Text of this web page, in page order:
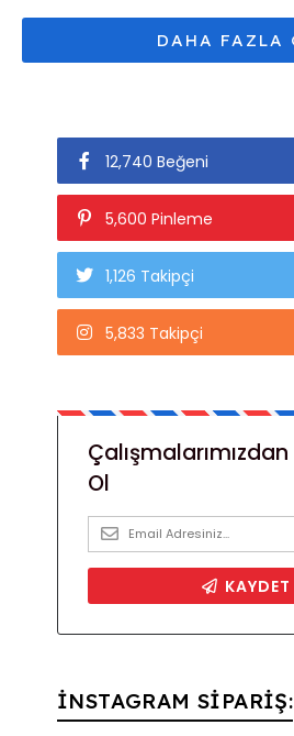
12,740 Beğeni
5,600 Pinleme
1,126 Takipçi
5,833 Takipçi
İNSTAGRAM SİPARİŞ: